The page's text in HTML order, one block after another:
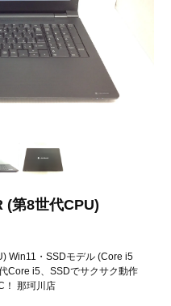
(第8世代CPU)
Win11・SSDモデル (Core i5
Core i5、SSDでサクサク動作
！ 那珂川店